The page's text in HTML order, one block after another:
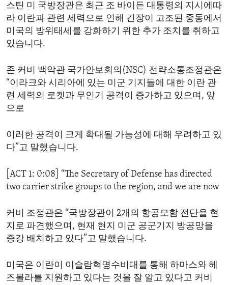
Skip
to
Search
AMERICAS
ASIA
EUROPE
MIDDLE EAST
HUMAN RIGHTS
SECURITY AND DEFENSE
AID AND DEVELOPMENT
DEMOCRACY AND GOVERNANCE
ECONOMY AND TRADE
ENVIRONMENT AND HEALTH
ARCHIVE
ABOUT US
스틴 미 국방장관은 최근 조 바이든 대통령의 지시에따
라 이란과 관련 세력으로 인해 긴장이 고조된 중동에서
미국의 방위태세를 강화하기 위한 추가 조치를 취하고
있습니다.
존 커비 백악관 국가안보회의(NSC) 전략소통조정관은
“이라크와 시리아에 있는 미군 기지들에 대한 이란 관
련 세력의 로켓과 무인기 공격이 증가하고 있으며, 앞
으로
이러한 공격이 크게 확대될 가능성에 대해 우려하고 있
다”고 말했습니다.
[ACT 1: 0:08] “The Secretary of Defense has directed
two carrier strike groups to the region, and we are now
커비 조정관은 “국방장관이 2개의 항공모함 전단을 현
지로 파견했으며, 현재 현지 미군 공군기지 방공망을
증강 배치하고 있다”고 말했습니다.
미국은 이란이 이슬람혁명수비대를 통해 하마스와 헤
즈볼라를 지원하고 있다는 것을 잘 알고 있다고 커비